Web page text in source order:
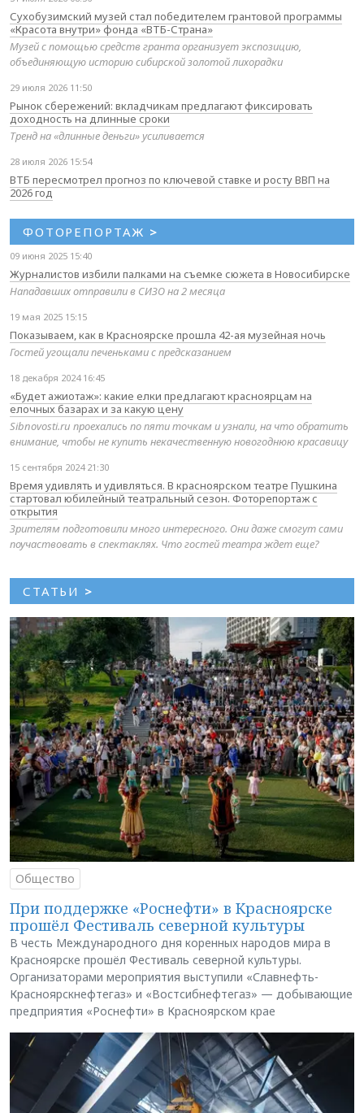
Сухобузимский музей стал победителем грантовой программы
«Красота внутри» фонда «ВТБ-Страна»
Музей с помощью средств гранта организует экспозицию,
объединяющую историю сибирской золотой лихорадки
29 июля 2026 11:50
Рынок сбережений: вкладчикам предлагают фиксировать
доходность на длинные сроки
Тренд на «длинные деньги» усиливается
28 июля 2026 15:54
ВТБ пересмотрел прогноз по ключевой ставке и росту ВВП на
2026 год
ФОТОРЕПОРТАЖ >
09 июня 2025 15:40
Журналистов избили палками на съемке сюжета в Новосибирске
Нападавших отправили в СИЗО на 2 месяца
19 мая 2025 15:15
Показываем, как в Красноярске прошла 42-ая музейная ночь
Гостей угощали печеньками с предсказанием
18 декабря 2024 16:45
«Будет ажиотаж»: какие елки предлагают красноярцам на
елочных базарах и за какую цену
Sibnovosti.ru проехались по пяти точкам и узнали, на что обратить
внимание, чтобы не купить некачественную новогоднюю красавицу
15 сентября 2024 21:30
Время удивлять и удивляться. В красноярском театре Пушкина
стартовал юбилейный театральный сезон. Фоторепортаж с
открытия
Зрителям подготовили много интересного. Они даже смогут сами
поучаствовать в спектаклях. Что гостей театра ждет еще?
СТАТЬИ >
Общество
При поддержке «Роснефти» в Красноярске
прошёл Фестиваль северной культуры
В честь Международного дня коренных народов мира в
Красноярске прошёл Фестиваль северной культуры.
Организаторами мероприятия выступили «Славнефть-
Красноярскнефтегаз» и «Востсибнефтегаз» — добывающие
предприятия «Роснефти» в Красноярском крае